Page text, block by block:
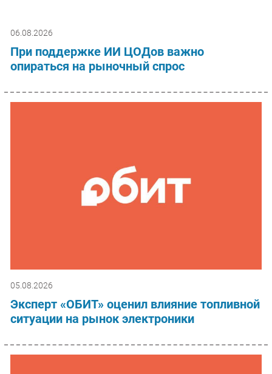
06.08.2026
При поддержке ИИ ЦОДов важно
опираться на рыночный спрос
05.08.2026
Эксперт «ОБИТ» оценил влияние топливной
ситуации на рынок электроники